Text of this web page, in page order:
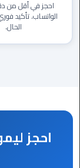
سدر
احجز في أقل من
الواتساب. تأكيد
الحال.
احجز